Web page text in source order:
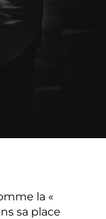
la «
sa place